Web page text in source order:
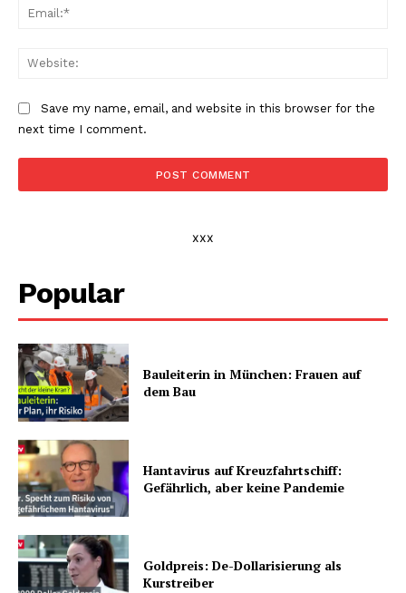
Save my name, email, and website in this browser for the
next time I comment.
xxx
Popular
Bauleiterin in München: Frauen auf
dem Bau
Hantavirus auf Kreuzfahrtschiff:
Gefährlich, aber keine Pandemie
Goldpreis: De-Dollarisierung als
Kurstreiber